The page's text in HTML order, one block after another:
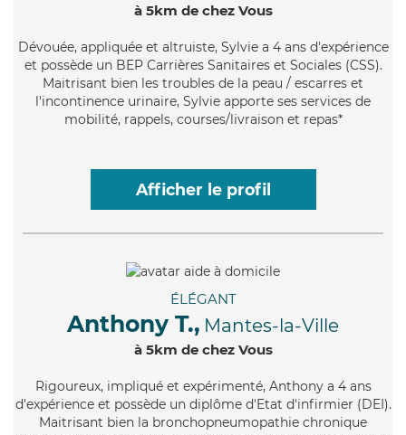
à 5km de chez Vous
Dévouée, appliquée et altruiste, Sylvie a 4 ans d'expérience
et possède un BEP Carrières Sanitaires et Sociales (CSS).
Maitrisant bien les troubles de la peau / escarres et
l'incontinence urinaire, Sylvie apporte ses services de
mobilité, rappels, courses/livraison et repas*
Afficher le profil
ÉLÉGANT
Anthony T., Mantes-la-Ville
à 5km de chez Vous
Rigoureux, impliqué et expérimenté, Anthony a 4 ans
d'expérience et possède un diplôme d'Etat d'infirmier (DEI).
Maitrisant bien la bronchopneumopathie chronique